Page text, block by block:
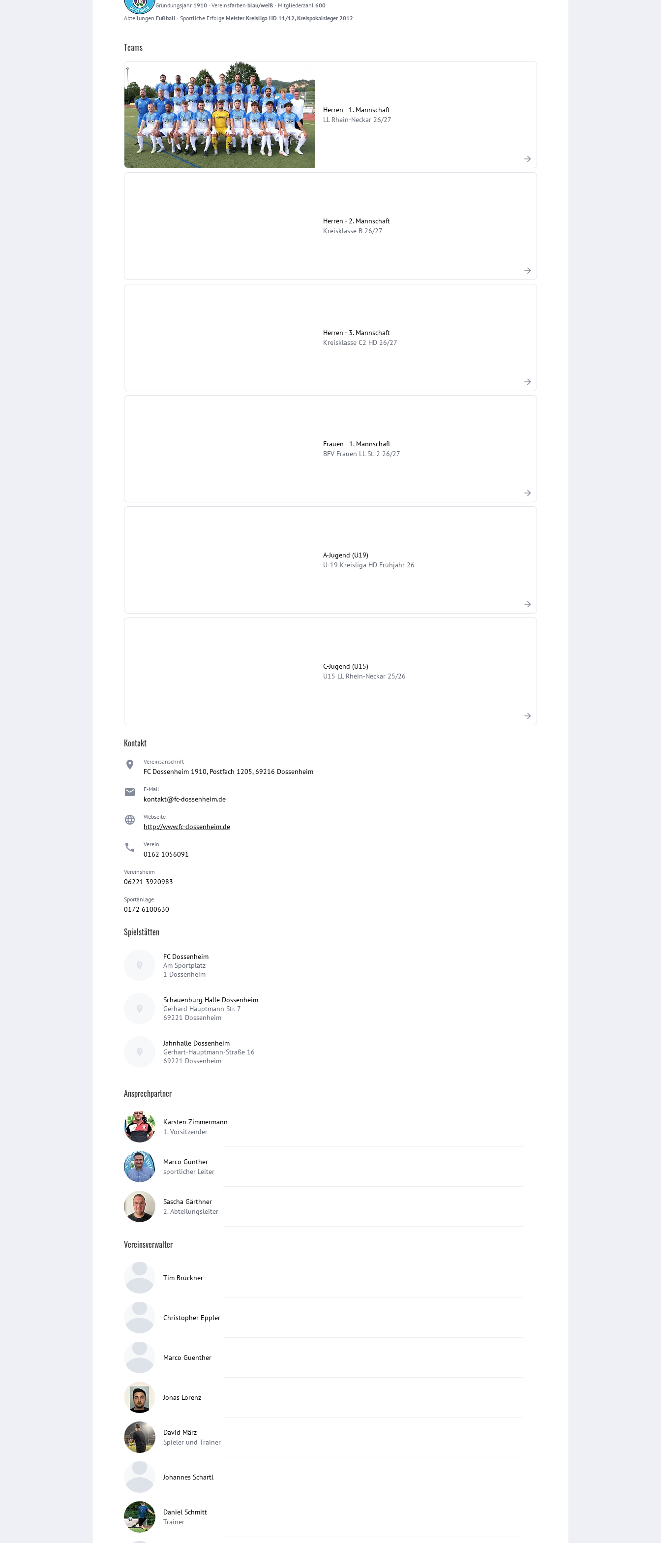
Gründungsjahr 1910 · Vereinsfarben blau/weiß · Mitgliederzahl 600
Abteilungen Fußball · Sportliche Erfolge Meister Kreisliga HD 11/12, Kreispokalsieger 2012
Teams
Herren - 1. Mannschaft
LL Rhein-Neckar 26/27
Herren - 2. Mannschaft
Kreisklasse B 26/27
Herren - 3. Mannschaft
Kreisklasse C2 HD 26/27
Frauen - 1. Mannschaft
BFV Frauen LL St. 2 26/27
A-Jugend (U19)
U-19 Kreisliga HD Frühjahr 26
C-Jugend (U15)
U15 LL Rhein-Neckar 25/26
Kontakt
Vereinsanschrift
FC Dossenheim 1910, Postfach 1205, 69216 Dossenheim
E-Mail
kontakt@fc-dossenheim.de
Webseite
http://www.fc-dossenheim.de
Verein
0162 1056091
Vereinsheim
06221 3920983
Sportanlage
0172 6100630
Spielstätten
FC Dossenheim
Am Sportplatz
1 Dossenheim
Schauenburg Halle Dossenheim
Gerhard Hauptmann Str. 7
69221 Dossenheim
Jahnhalle Dossenheim
Gerhart-Hauptmann-Straße 16
69221 Dossenheim
Ansprechpartner
Karsten Zimmermann
1. Vorsitzender
Marco Günther
sportlicher Leiter
Sascha Gärthner
2. Abteilungsleiter
Vereinsverwalter
Tim Brückner
Christopher Eppler
Marco Guenther
Jonas Lorenz
David März
Spieler und Trainer
Johannes Schartl
Daniel Schmitt
Trainer